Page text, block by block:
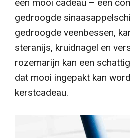
een mooi cadeau – een
gedroogde
gedroogde veenbessen,
steranijs, kruidnagel en
rozemarijn kan een
dat mooi ingepakt kan
kerstcadeau.